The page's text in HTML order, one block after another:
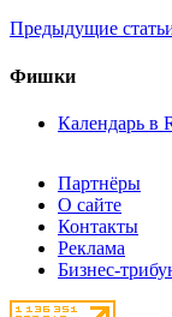
Предыдущие
Фишки
Календарь в
Партнёры
О сайте
Контакты
Реклама
Бизнес-